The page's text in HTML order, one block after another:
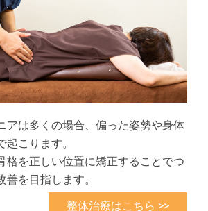
アは多くの場合、偏った姿勢や身体
こります。
格を正しい位置に矯正することでつ
善を目指します。
整体治療はこちら >>